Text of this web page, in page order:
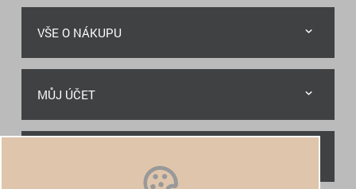
VŠE O NÁKUPU
MŮJ ÚČET